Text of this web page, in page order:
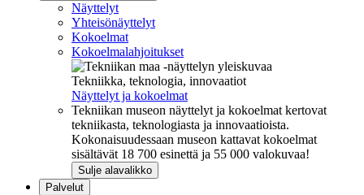
Näyttelyt
Yhteisönäyttelyt
Kokoelmat
Kokoelmalahjoitukset
Tekniikka, teknologia, innovaatiot
Näyttelyt ja kokoelmat
Tekniikan museon näyttelyt ja kokoelmat kertovat
tekniikasta, teknologiasta ja innovaatioista.
Kokonaisuudessaan museon kattavat kokoelmat
sisältävät 18 700 esinettä ja 55 000 valokuvaa!
Sulje alavalikko
Palvelut